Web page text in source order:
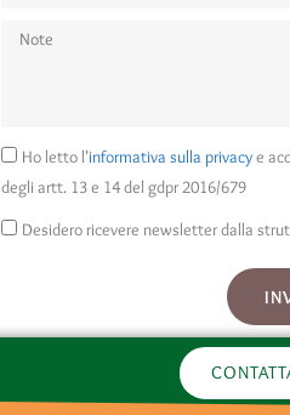
Ho letto l'informativa sulla privacye
degli artt. 13 e 14 del gdpr 2016/679
Desidero ricevere newsletter dalla